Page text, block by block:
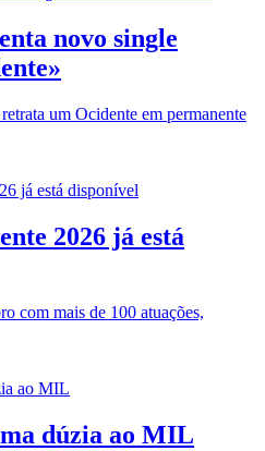
novo single
um Ocidente em permanente
2026 já está
com mais de 100 atuações,
dúzia ao MIL